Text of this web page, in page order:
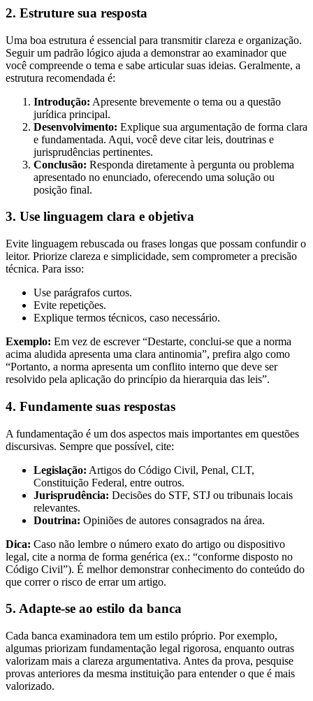
2. Estruture sua resposta
Uma boa estrutura é essencial para transmitir clareza e organização.
Seguir um padrão lógico ajuda a demonstrar ao examinador que
você compreende o tema e sabe articular suas ideias. Geralmente, a
estrutura recomendada é:
Introdução: Apresente brevemente o tema ou a questão
jurídica principal.
Desenvolvimento: Explique sua argumentação de forma clara
e fundamentada. Aqui, você deve citar leis, doutrinas e
jurisprudências pertinentes.
Conclusão: Responda diretamente à pergunta ou problema
apresentado no enunciado, oferecendo uma solução ou
posição final.
3. Use linguagem clara e objetiva
Evite linguagem rebuscada ou frases longas que possam confundir o
leitor. Priorize clareza e simplicidade, sem comprometer a precisão
técnica. Para isso:
Use parágrafos curtos.
Evite repetições.
Explique termos técnicos, caso necessário.
Exemplo: Em vez de escrever “Destarte, conclui-se que a norma
acima aludida apresenta uma clara antinomia”, prefira algo como
“Portanto, a norma apresenta um conflito interno que deve ser
resolvido pela aplicação do princípio da hierarquia das leis”.
4. Fundamente suas respostas
A fundamentação é um dos aspectos mais importantes em questões
discursivas. Sempre que possível, cite:
Legislação: Artigos do Código Civil, Penal, CLT,
Constituição Federal, entre outros.
Jurisprudência: Decisões do STF, STJ ou tribunais locais
relevantes.
Doutrina: Opiniões de autores consagrados na área.
Dica: Caso não lembre o número exato do artigo ou dispositivo
legal, cite a norma de forma genérica (ex.: “conforme disposto no
Código Civil”). É melhor demonstrar conhecimento do conteúdo do
que correr o risco de errar um artigo.
5. Adapte-se ao estilo da banca
Cada banca examinadora tem um estilo próprio. Por exemplo,
algumas priorizam fundamentação legal rigorosa, enquanto outras
valorizam mais a clareza argumentativa. Antes da prova, pesquise
provas anteriores da mesma instituição para entender o que é mais
valorizado.